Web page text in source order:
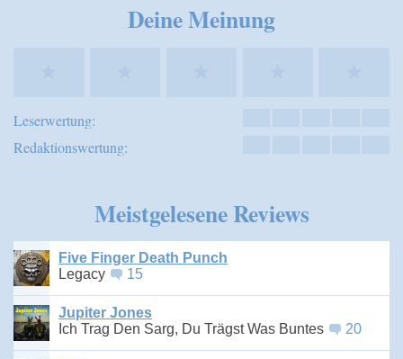
Deine Meinung
Leserwertung:
Redaktionswertung:
Meistgelesene Reviews
Five Finger Death Punch
Legacy
15
Jupiter Jones
Ich Trag Den Sarg, Du Trägst Was Buntes
20